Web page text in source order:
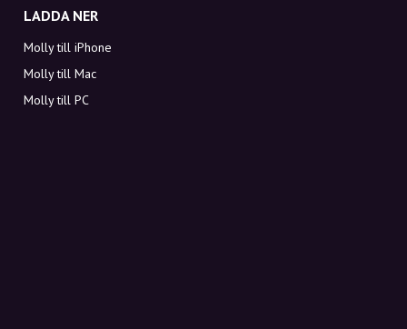
LADDA NER
Molly till iPhone
Molly till Mac
Molly till PC